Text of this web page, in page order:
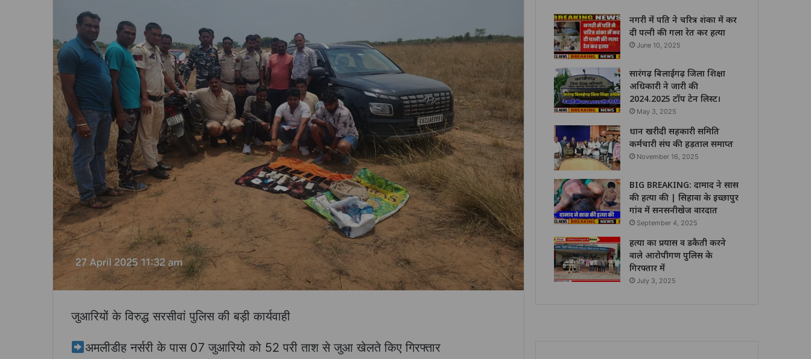
जुआरियों के विरुद्ध सरसीवां पुलिस की बड़ी कार्यवाही
अमलीडीह नर्सरी के पास 07 जुआरियो को 52 परी ताश से जुआ खेलते किए गिरफ्तार
नगरी में पति ने चरित्र शंका में कर
दी पत्नी की गला रेत कर हत्या
June 10, 2025
सारंगढ़ बिलाईगढ़ जिला शिक्षा
अधिकारी ने जारी की
2024.2025 टॉप टेन लिस्ट।
May 3, 2025
धान खरीदी सहकारी समिति
कर्मचारी संघ की हड़ताल समाप्त
November 16, 2025
BIG BREAKING: दामाद ने सास
की हत्या की | सिहावा के इच्छापुर
गांव में सनसनीखेज वारदात
September 4, 2025
हत्या का प्रयास व डकैती करने
वाले आरोपीगण पुलिस के
गिरफ्तार में
July 3, 2025